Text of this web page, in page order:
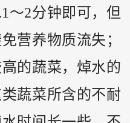
～2分钟即可，但
营养物质流失；
的蔬菜，焯水的
蔬菜所含的不耐